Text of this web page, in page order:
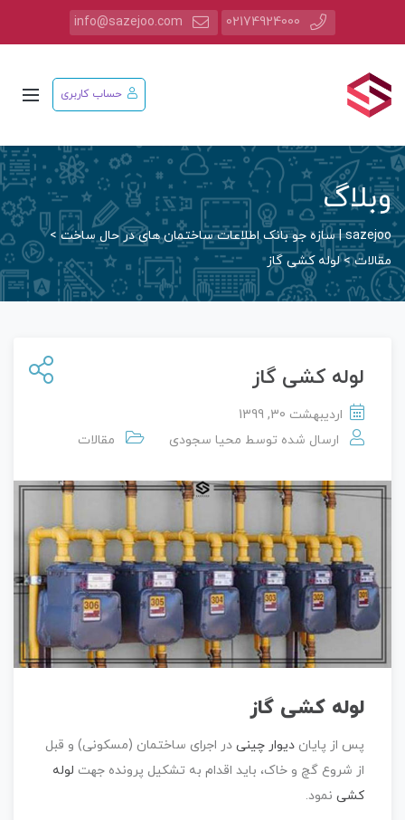
02174924000
info@sazejoo.com
حساب کاربری
وبلاگ
sazejoo | سازه جو بانک اطلاعات ساختمان های در حال ساخت
>
مقالات>لوله کشی گاز
لوله کشی گاز
اردیبهشت 30, 1399
ارسال شده توسط محیا سجودی مقالات
لوله کشی گاز
پس از پایان دیوار چینی در اجرای ساختمان (مسکونی) و قبل
از شروع گچ و خاک، باید اقدام به تشکیل پرونده جهت لوله
کشی نمود.